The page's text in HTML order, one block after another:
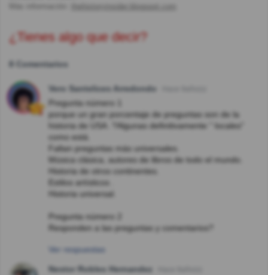
thehistoryinsider.blogspot.com
¿Tienes algo que decir?
8 Comentarios
Vero Santelices Arredondo
Pregunta número 1
porque un gran porcentaje de preguntas son de la
historia de USA. ?Algunas definitivamente " locales"
como está.
Faltan preguntas más universales.
Música clásica, autores de libros de todo el mundo.
Historia de otros continentes.
Estilos artísticos .
Historia universal.
Pregunta número 2
Responden a las preguntas y comentarios?
Ver respuestas
Nestor Robles Hernandez